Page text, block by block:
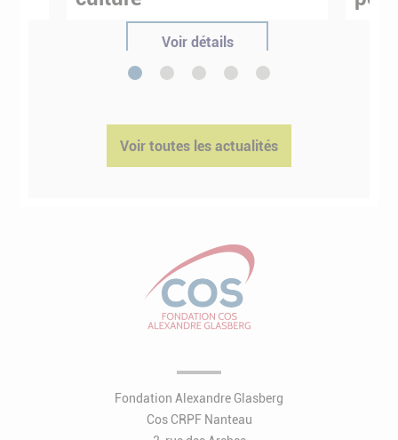
Voir détails
Voir toutes les actualités
Fondation Alexandre Glasberg
Cos CRPF Nanteau